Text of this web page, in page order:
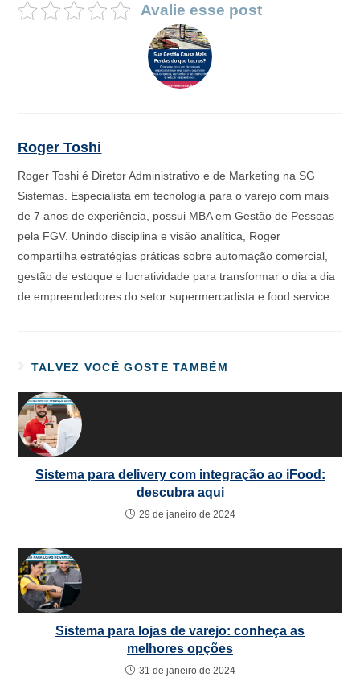
Avalie esse post
Roger Toshi
Roger Toshi é Diretor Administrativo e de Marketing na SG
Sistemas. Especialista em tecnologia para o varejo com mais
de 7 anos de experiência, possui MBA em Gestão de Pessoas
pela FGV. Unindo disciplina e visão analítica, Roger
compartilha estratégias práticas sobre automação comercial,
gestão de estoque e lucratividade para transformar o dia a dia
de empreendedores do setor supermercadista e food service.
TALVEZ VOCÊ GOSTE TAMBÉM
Sistema para delivery com integração ao iFood:
descubra aqui
29 de janeiro de 2024
Sistema para lojas de varejo: conheça as
melhores opções
31 de janeiro de 2024